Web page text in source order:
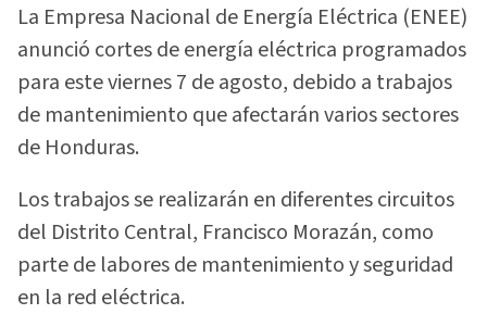
La Empresa Nacional de Energía Eléctrica (ENEE)
anunció cortes de energía eléctrica programados
para este viernes 7 de agosto, debido a trabajos
de mantenimiento que afectarán varios sectores
de Honduras.
Los trabajos se realizarán en diferentes circuitos
del Distrito Central, Francisco Morazán, como
parte de labores de mantenimiento y seguridad
en la red eléctrica.